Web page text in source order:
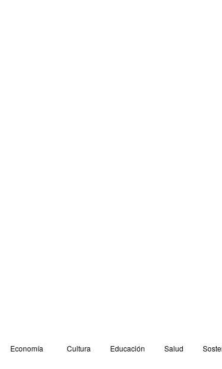
Economía Cultura Educación Salud